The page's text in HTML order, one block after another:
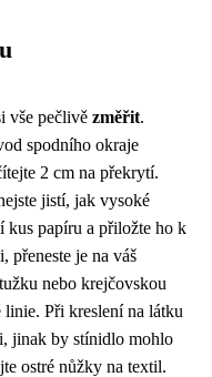
vše pečlivě změřit.
spodního okraje
2 cm na překrytí.
jistí, jak vysoké
kus papíru a přiložte ho k
přeneste je na váš
nebo krejčovskou
Při kreslení na látku
jinak by stínidlo mohlo
ostré nůžky na textil.